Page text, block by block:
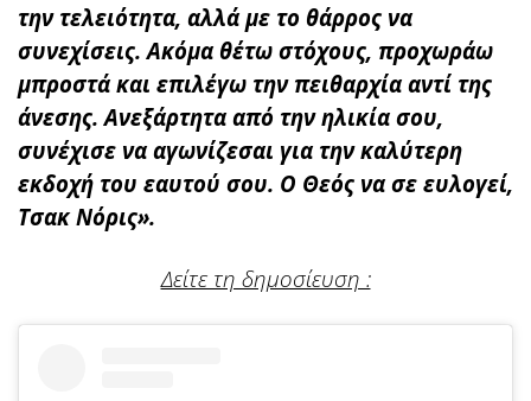
την τελειότητα, αλλά με το θάρρος να
συνεχίσεις. Ακόμα θέτω στόχους, προχωράω
μπροστά και επιλέγω την πειθαρχία αντί της
άνεσης. Ανεξάρτητα από την ηλικία σου,
συνέχισε να αγωνίζεσαι για την καλύτερη
εκδοχή του εαυτού σου. Ο Θεός να σε ευλογεί,
Τσακ Νόρις».
Δείτε τη δημοσίευση :